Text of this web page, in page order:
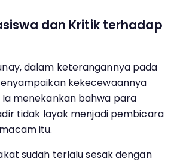
dan Kritik terhadap
dalam keterangannya pada
kekecewaannya
menekankan bahwa para
tidak layak menjadi pembicara
itu.
sudah terlalu sesak dengan